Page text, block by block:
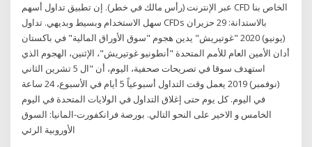
عبر الإنترنت (رأس مالك في خطر). إن تطبيق تداول أسهم CFD الخاص بنا
سهل الاستخدام وبسيط وبديهي. تداول CFDs بالاستدانة: 29 حزيران
(يونيو) 2020 "غوتيريش" يدين هجوم "سوق الأوراق المالية" في باكستان
أدان الأمين العام للأمم المتحدة "أنطونيو غوتيريش"، الإثنين، الهجوم الذي
استهدف سوقا في تصريحات صحفية، اليوم، أن "ال 5 تشرين الثاني
(نوفمبر) 2019 يعمل وقت التداول أسبوعياً 5 أيام في الأسبوع، 24 ساعة
في اليوم. كل يوم حتى إغلاق التداول في الولايات المتحدة في اليوم
الخامس و الاخير على النحو التالي. بورصة فرانكفورت-المانيا: السوق
الأوروبية الرئي